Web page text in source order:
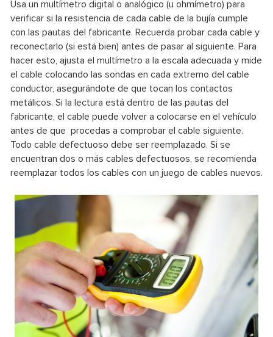
Usa un multímetro digital o analógico (u ohmímetro) para
verificar si la resistencia de cada cable de la bujía cumple
con las pautas del fabricante. Recuerda probar cada cable y
reconectarlo (si está bien) antes de pasar al siguiente. Para
hacer esto, ajusta el multímetro a la escala adecuada y mide
el cable colocando las sondas en cada extremo del cable
conductor, asegurándote de que tocan los contactos
metálicos. Si la lectura está dentro de las pautas del
fabricante, el cable puede volver a colocarse en el vehículo
antes de que procedas a comprobar el cable siguiente.
Todo cable defectuoso debe ser reemplazado. Si se
encuentran dos o más cables defectuosos, se recomienda
reemplazar todos los cables con un juego de cables nuevos.